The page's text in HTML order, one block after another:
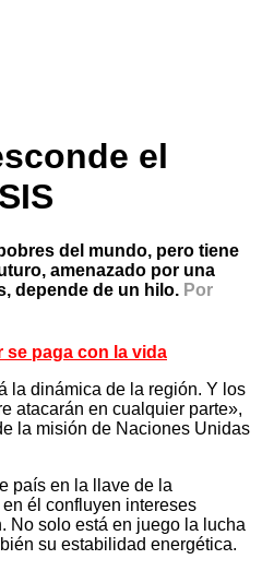
el
del mundo, pero tiene
amenazado por una
depende de un hilo. Por
se paga con la vida
la dinámica de la región. Y los
atacarán en cualquier parte»,
la misión de Naciones Unidas
país en la llave de la
él confluyen intereses
No solo está en juego la lucha
su estabilidad energética.